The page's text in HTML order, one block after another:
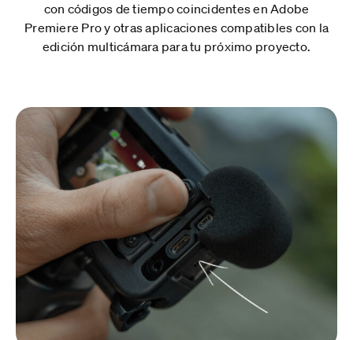
con códigos de tiempo coincidentes en Adobe
Premiere Pro y otras aplicaciones compatibles con la
edición multicámara para tu próximo proyecto.